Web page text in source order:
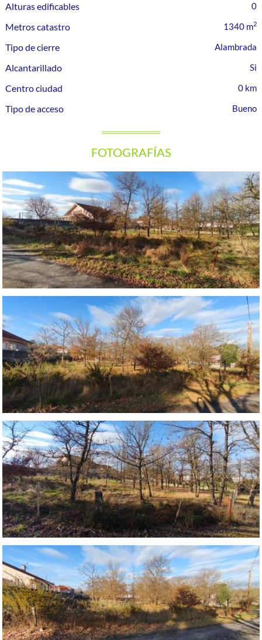
Alturas edificables 0
Metros catastro 1340 m2
Tipo de cierre Alambrada
Alcantarillado
Centro ciudad
0 km
Tipo de acceso Bueno
FOTOGRAFÍAS